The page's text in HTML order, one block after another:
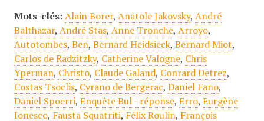
Mots-clés: Alain Borer, Anatole Jakovsky, André
Balthazar, André Stas, Anne Tronche, Arroyo,
Autotombes, Ben, Bernard Heidsieck, Bernard Miot,
Carlos de Radzitzky, Catherine Valogne, Chris
Yperman, Christo, Claude Galand, Conrard Detrez,
Costas Tsoclis, Cyrano de Bergerac, Daniel Fano,
Daniel Spoerri, Enquête Bul - réponse, Erro, Eurgène
Ionesco, Fausta Squatriti, Félix Roulin, François